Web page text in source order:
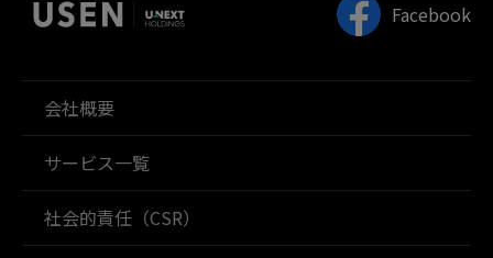
Facebook
会社概要
サービス一覧
社会的責任（CSR）